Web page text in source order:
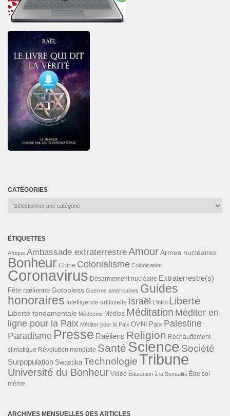
CATÉGORIES
Catégories
ÉTIQUETTES
Afrique Ambassade extraterrestreAmourArmes nucléaires
Bonheur Chine Colonialisme Colonisation
Coronavirus Désarmement nucléaire Extraterrestre(s)
Fête raélienne Gotopless Guerres américaines Guides
honoraires Intelligence artificielle Israël L'infini Liberté
Liberté fondamentale Médecine Médias Méditation Méditer en
ligne pour la Paix Méditer pour la Paix OVNI Paix Palestine
Paradisme Presse Raéliens Religion Réchauffement
climatique Révolution mondiale Santé Science Société
Surpopulation Swastika TechnologieTribune
Université du Bonheur Vidéo Éducation à la Sexualité Être soi-
même
ARCHIVES MENSUELLES DES ARTICLES